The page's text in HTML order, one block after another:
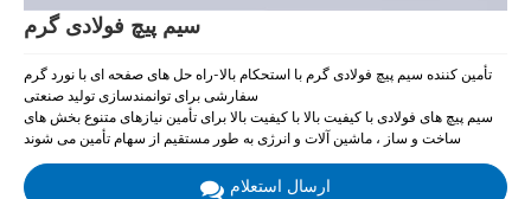
سیم پیچ فولادی گرم
تأمین کننده سیم پیچ فولادی گرم با استحکام بالا-راه حل های صفحه ای با نورد گرم
سفارشی برای توانمندسازی تولید صنعتی
سیم پیچ های فولادی با کیفیت بالا با کیفیت بالا برای تأمین نیازهای متنوع بخش های
ساخت و ساز ، ماشین آلات و انرژی به طور مستقیم از سهام تأمین می شوند
ارسال استعلام